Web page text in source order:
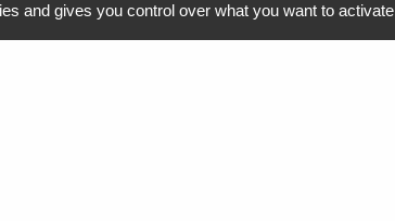
and gives you control over what you want to activate